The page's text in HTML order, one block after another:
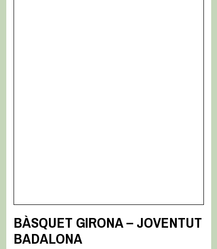
BÀSQUET GIRONA – JOVENTUT
BADALONA